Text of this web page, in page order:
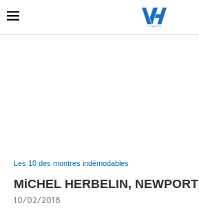
Les 10 des montres indémodables
MiCHEL HERBELIN, NEWPORT
10/02/2018